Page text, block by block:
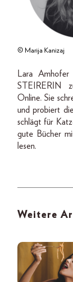
© Marija Kanizaj
Lara
STEIRERIN
Online. Sie
und probiert
schlägt für
gute Bücher
lesen.
Weitere